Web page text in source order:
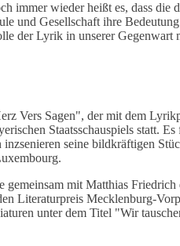
immer wieder heißt es, dass die
und Gesellschaft ihre
der Lyrik in unserer Gegenwart
Vers Sagen", der mit dem
Staatsschauspiels statt.
seine bildkräftigen
mit Matthias
Literaturpreis Mecklenburg-
unter dem Titel "Wir